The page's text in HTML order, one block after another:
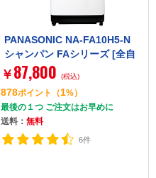
PANASONIC NA-FA10H5-N
シャンパン FAシリーズ [全自
動洗濯機 (10.0kg)]
￥ 87,800 (税込)
878ポイント （1%）
最後の１つ ご注文はお早めに
送料： 無料
6件